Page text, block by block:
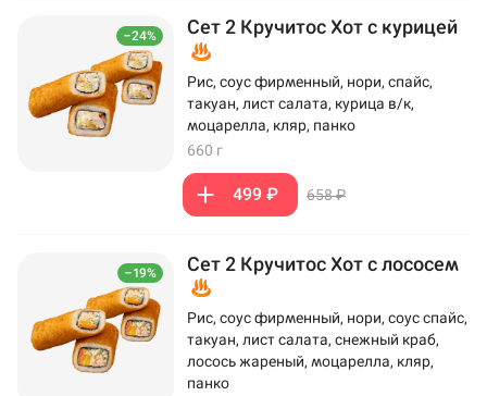
–24% Сет 2 Кручитос Хот с курицей
Рис, соус фирменный, нори, спайс,
такуан, лист салата, курица в/к,
моцарелла, кляр, панко
660 г
499 ₽ 658 ₽
–19% Сет 2 Кручитос Хот с лососем
Рис, соус фирменный, нори, соус спайс,
такуан, лист салата, снежный краб,
лосось жареный, моцарелла, кляр,
панко